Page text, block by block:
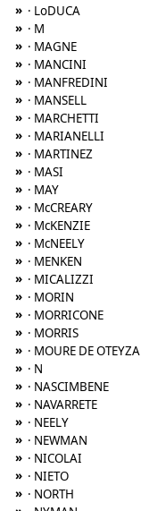
» · LoDUCA
» · M
» · MAGNE
» · MANCINI
» · MANFREDINI
» · MANSELL
» · MARCHETTI
» · MARIANELLI
» · MARTINEZ
» · MASI
» · MAY
» · McCREARY
» · McKENZIE
» · McNEELY
» · MENKEN
» · MICALIZZI
» · MORIN
» · MORRICONE
» · MORRIS
» · MOURE DE OTEYZA
» · N
» · NASCIMBENE
» · NAVARRETE
» · NEELY
» · NEWMAN
» · NICOLAI
» · NIETO
» · NORTH